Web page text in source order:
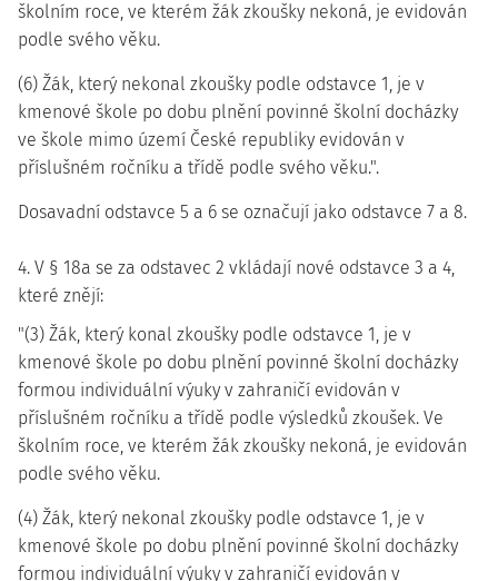
školním roce, ve kterém žák zkoušky nekoná, je evidován
podle svého věku.
(6) Žák, který nekonal zkoušky podle odstavce 1, je v
kmenové škole po dobu plnění povinné školní docházky
ve škole mimo území České republiky evidován v
příslušném ročníku a třídě podle svého věku.".
Dosavadní odstavce 5 a 6 se označují jako odstavce 7 a 8.
4. V § 18a se za odstavec 2 vkládají nové odstavce 3 a 4,
které znějí:
"(3) Žák, který konal zkoušky podle odstavce 1, je v
kmenové škole po dobu plnění povinné školní docházky
formou individuální výuky v zahraničí evidován v
příslušném ročníku a třídě podle výsledků zkoušek. Ve
školním roce, ve kterém žák zkoušky nekoná, je evidován
podle svého věku.
(4) Žák, který nekonal zkoušky podle odstavce 1, je v
kmenové škole po dobu plnění povinné školní docházky
formou individuální výuky v zahraničí evidován v